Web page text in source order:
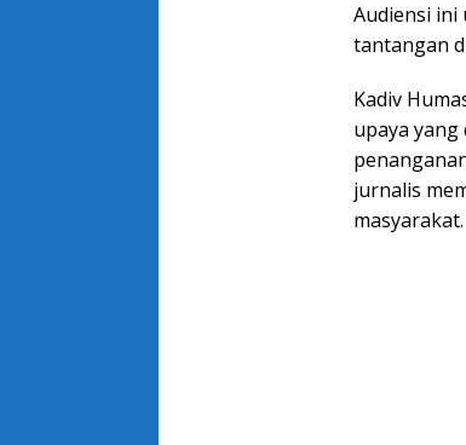
Audiensi ini
tantangan
Kadiv
upaya
jurnalis
masyarakat.